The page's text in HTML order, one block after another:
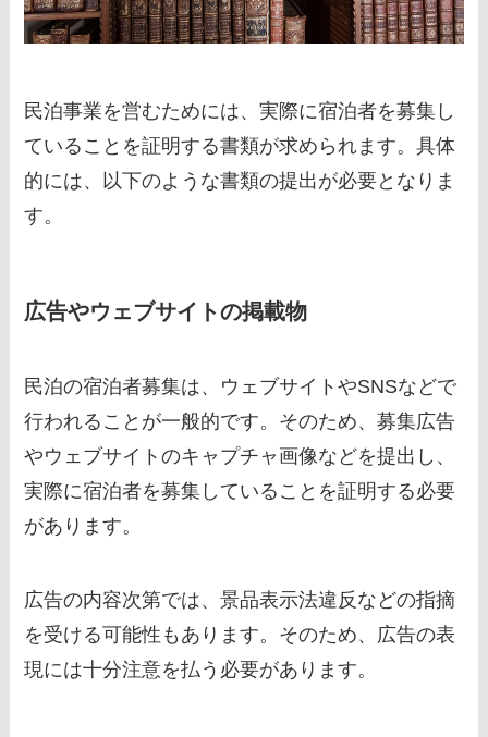
民泊事業を営むためには、実際に宿泊者を募集し
ていることを証明する書類が求められます。具体
的には、以下のような書類の提出が必要となりま
す。
広告やウェブサイトの掲載物
民泊の宿泊者募集は、ウェブサイトやSNSなどで
行われることが一般的です。そのため、募集広告
やウェブサイトのキャプチャ画像などを提出し、
実際に宿泊者を募集していることを証明する必要
があります。
広告の内容次第では、景品表示法違反などの指摘
を受ける可能性もあります。そのため、広告の表
現には十分注意を払う必要があります。